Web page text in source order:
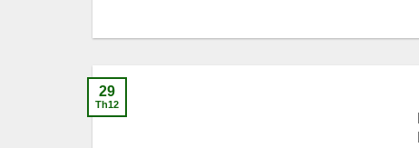
29
Th12